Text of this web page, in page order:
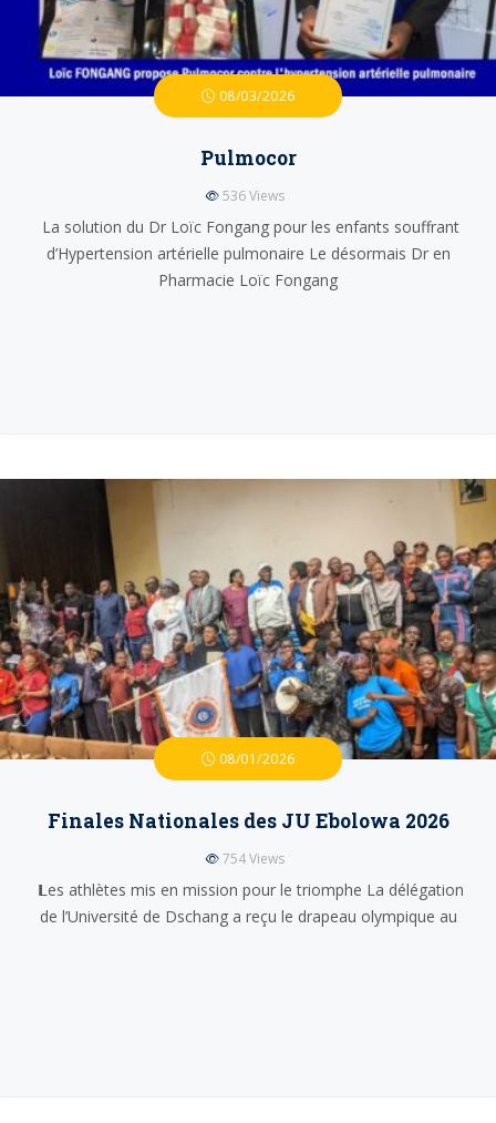
08/03/2026
Pulmocor
536Views
La solution du Dr Loïc Fongang pour les enfants souffrant
d’Hypertension artérielle pulmonaire Le désormais Dr en
Pharmacie Loïc Fongang
08/01/2026
Finales Nationales des JU Ebolowa 2026
754Views
𝗟es athlètes mis en mission pour le triomphe La délégation
de l’Université de Dschang a reçu le drapeau olympique au